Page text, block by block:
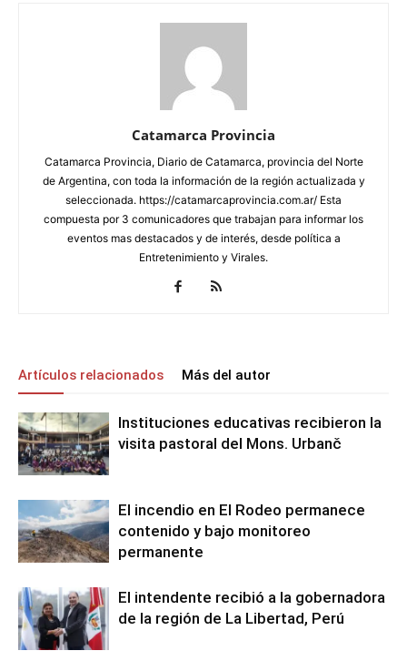
Catamarca Provincia
Catamarca Provincia, Diario de Catamarca, provincia del Norte
de Argentina, con toda la información de la región actualizada y
seleccionada. https://catamarcaprovincia.com.ar/ Esta
compuesta por 3 comunicadores que trabajan para informar los
eventos mas destacados y de interés, desde política a
Entretenimiento y Virales.
Artículos relacionados Más del autor
Instituciones educativas recibieron la
visita pastoral del Mons. Urbanč
El incendio en El Rodeo permanece
contenido y bajo monitoreo
permanente
El intendente recibió a la gobernadora
de la región de La Libertad, Perú